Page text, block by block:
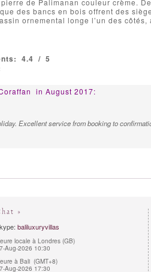
de Palimanan couleur crème.
des bancs en bois offrent des
ornemental longe l’un des
4.4 / 5
in August 2017:
Excellent service from booking to
»
baliluxuryvillas
locale à Londres (GB)
Aug-2026 10:30
à Bali (GMT+8)
Aug-2026 17:30